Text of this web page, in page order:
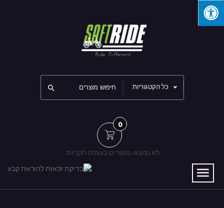
כל הקטגוריות
0
לא נמצאו מוצרים בעגלת הקניות.